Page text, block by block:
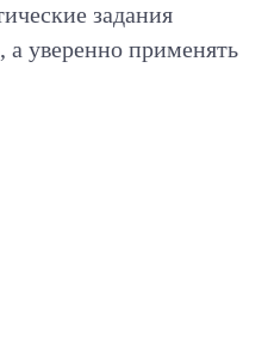
задания
а уверенно применять